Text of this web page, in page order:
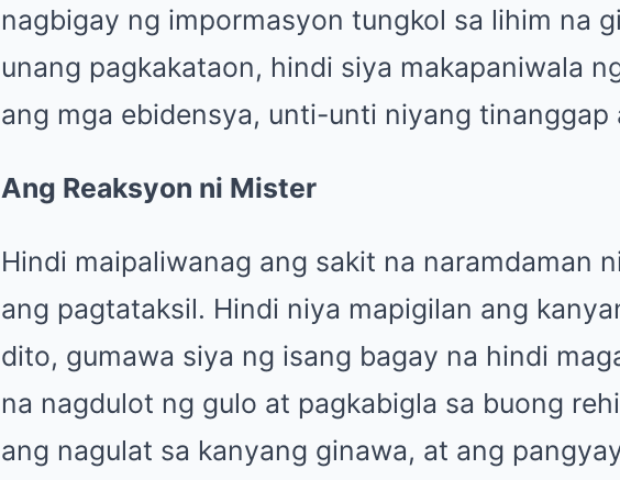
nagbigay ng impormasyon tungkol sa lihim na
unang pagkakataon, hindi siya makapaniwala
ang mga ebidensya, unti-unti niyang tinanggap
Ang Reaksyon ni Mister
Hindi maipaliwanag ang sakit na naramdaman
ang pagtataksil. Hindi niya mapigilan ang
dito, gumawa siya ng isang bagay na hindi
na nagdulot ng gulo at pagkabigla sa buong
ang nagulat sa kanyang ginawa, at ang